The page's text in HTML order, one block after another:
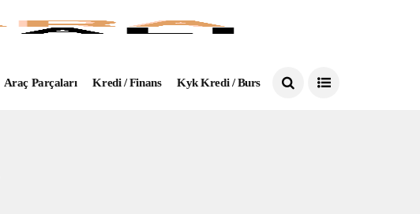
Araç Parçaları Kredi / Finans Kyk Kredi / Burs